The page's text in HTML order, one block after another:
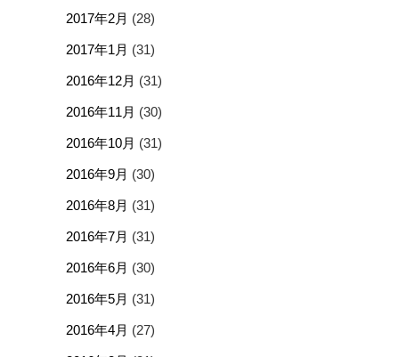
2017年2月 (28)
2017年1月 (31)
2016年12月 (31)
2016年11月 (30)
2016年10月 (31)
2016年9月 (30)
2016年8月 (31)
2016年7月 (31)
2016年6月 (30)
2016年5月 (31)
2016年4月 (27)